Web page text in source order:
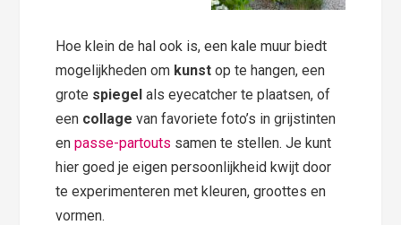
Hoe klein de hal ook is, een kale muur biedt
mogelijkheden om kunstop te hangen, een
grote spiegel als eyecatcher te plaatsen, of
een collagevan favoriete foto’s in grijstinten
enpasse-partouts samen te stellen. Je kunt
hier goed je eigen persoonlijkheid kwijt door
te experimenteren met kleuren, groottes en
vormen.